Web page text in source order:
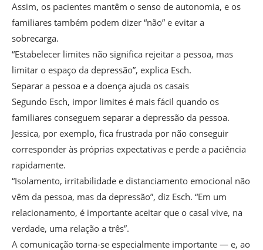
Assim, os pacientes mantêm o senso de autonomia, e os
familiares também podem dizer “não” e evitar a
sobrecarga.
“Estabelecer limites não significa rejeitar a pessoa, mas
limitar o espaço da depressão”, explica Esch.
Separar a pessoa e a doença ajuda os casais
Segundo Esch, impor limites é mais fácil quando os
familiares conseguem separar a depressão da pessoa.
Jessica, por exemplo, fica frustrada por não conseguir
corresponder às próprias expectativas e perde a paciência
rapidamente.
“Isolamento, irritabilidade e distanciamento emocional não
vêm da pessoa, mas da depressão”, diz Esch. “Em um
relacionamento, é importante aceitar que o casal vive, na
verdade, uma relação a três”.
A comunicação torna-se especialmente importante — e, ao